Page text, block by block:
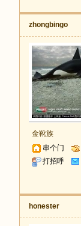
zhongbingo
金靴族
串个门
打招呼
honester